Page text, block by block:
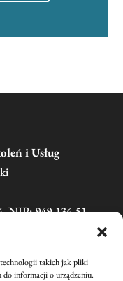
technologii takich jak pliki
informacji o urządzeniu.
i Usług
NIP: 949-136-51-
na